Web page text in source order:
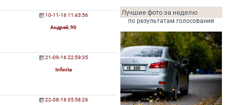
10-11-16 11:43:56
Андрей.90
21-09-16 22:59:35
Infinita
22-08-16 05:58:26
Лучшие фото за неделю
по результатам голосования